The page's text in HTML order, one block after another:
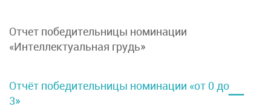
Отчет победительницы номинации
«Интеллектуальная грудь»
Отчёт победительницы номинации «от 0 до
3»
–